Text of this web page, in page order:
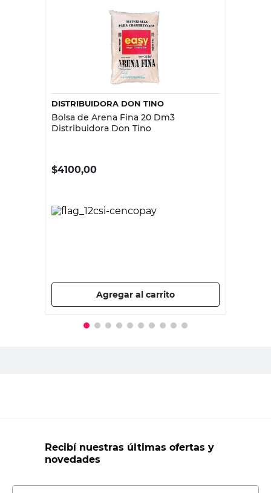
DISTRIBUIDORA DON TINO
Bolsa de Arena Fina 20 Dm3
Distribuidora Don Tino
$4100,00
Agregar al carrito
Recibí nuestras últimas ofertas y
novedades